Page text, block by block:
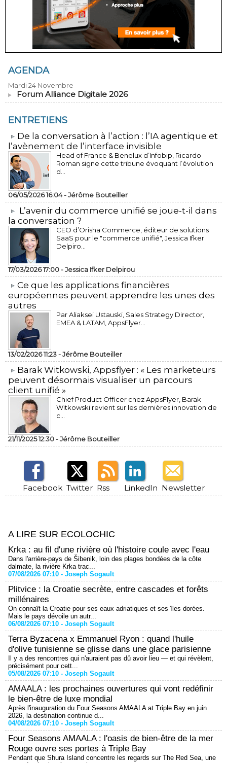
AGENDA
Mardi 24 Novembre
Forum Alliance Digitale 2026
ENTRETIENS
​De la conversation à l’action : l’IA agentique et
l’avènement de l’interface invisible
Head of France & Benelux d’Infobip, Ricardo
Roman signe cette tribune évoquant l’évolution
d...
06/05/2026 16:04 -Jérôme Bouteiller
L’avenir du commerce unifié se joue-t-il dans
la conversation ?
CEO d’Orisha Commerce, éditeur de solutions
SaaS pour le "commerce unifié", Jessica Ifker
Delpiro...
17/03/2026 17:00 -Jessica Ifker Delpirou
​Ce que les applications financières
européennes peuvent apprendre les unes des
autres
Par Aliaksei Ustauski, Sales Strategy Director,
EMEA & LATAM, AppsFlyer...
13/02/2026 11:23 -Jérôme Bouteiller
​Barak Witkowski, Appsflyer : « Les marketeurs
peuvent désormais visualiser un parcours
client unifié »
Chief Product Officer chez AppsFlyer, ​Barak
Witkowski revient sur les dernières innovation de
c...
21/11/2025 12:30 -Jérôme Bouteiller
Facebook Twitter Rss LinkedIn Newsletter
A LIRE SUR ECOLOCHIC
Krka : au fil d'une rivière où l'histoire coule avec l'eau
Dans l'arrière-pays de Šibenik, loin des plages bondées de la côte
dalmate, la rivière Krka trac...
07/08/2026 07:10 - Joseph Sogault
Plitvice : la Croatie secrète, entre cascades et forêts
millénaires
On connaît la Croatie pour ses eaux adriatiques et ses îles dorées.
Mais le pays dévoile un autr...
06/08/2026 07:10 - Joseph Sogault
Terra Byzacena x Emmanuel Ryon : quand l'huile
d'olive tunisienne se glisse dans une glace parisienne
Il y a des rencontres qui n'auraient pas dû avoir lieu — et qui révèlent,
précisément pour cett...
05/08/2026 07:10 - Joseph Sogault
AMAALA : les prochaines ouvertures qui vont redéfinir
le bien-être de luxe mondial
Après l'inauguration du Four Seasons AMAALA at Triple Bay en juin
2026, la destination continue d...
04/08/2026 07:10 - Joseph Sogault
Four Seasons AMAALA : l'oasis de bien-être de la mer
Rouge ouvre ses portes à Triple Bay
Pendant que Shura Island concentre les regards sur The Red Sea, une